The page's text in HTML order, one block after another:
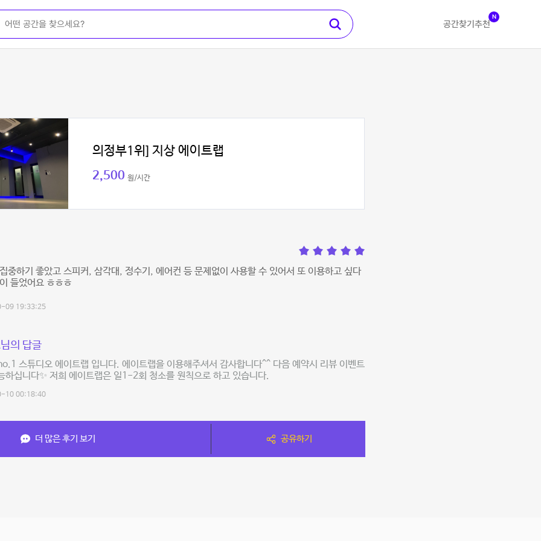
공간찾기 추천
N
의정부1위] 지상 에이트랩
2,500 원/시간
중하기 좋았고 스피커, 삼각대, 정수기, 에어컨 등 문제없이 사용할 수 있어서 또 이용하고 싶다
들었어요 ㅎㅎㅎ
09 19:33:25
의 답글
스튜디오 에이트랩 입니다. 에이트랩을 이용해주셔서 감사합니다^^ 다음 예약시 리뷰 이벤트
하십니다✨ 저희 에이트랩은 일1-2회 청소를 원칙으로 하고 있습니다.
10 00:18:40
더 많은 후기 보기 공유하기